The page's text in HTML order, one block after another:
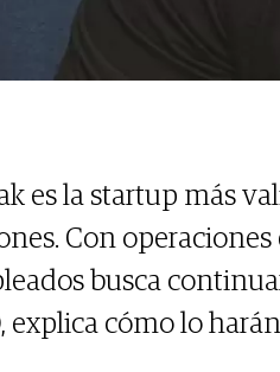
es la startup más
Con
busca
explica cómo lo